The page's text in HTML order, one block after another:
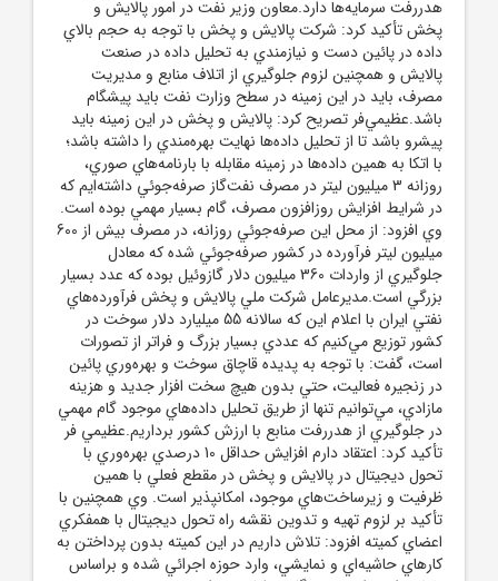
هدررفت سرمايه‌ها دارد.معاون وزير نفت در امور پالايش و
پخش تأکيد کرد: شرکت پالايش و پخش با توجه به حجم بالاي
داده در پائين دست و نيازمندي به تحليل داده در صنعت
پالايش و همچنين لزوم جلوگيري از اتلاف منابع و مديريت
مصرف، بايد در اين زمينه در سطح وزارت نفت بايد پيشگام
باشد.عظيمي‌فر تصريح کرد: پالايش و پخش در اين زمينه بايد
پيشرو باشد تا از تحليل داده‌ها نهايت بهره‌مندي را داشته باشد؛
با اتکا به همين داده‌ها در زمينه مقابله با بارنامه‌هاي صوري،
روزانه 3 ميليون ليتر در مصرف نفت‌گاز صرفه‌جوئي داشته‌ايم که
در شرايط افزايش روزافزون مصرف، گام بسيار مهمي بوده است.
وي افزود: از محل اين صرفه‌جوئي روزانه، در مصرف بيش از 600
ميليون ليتر فرآورده در کشور صرفه‌جوئي شده که معادل
جلوگيري از واردات 360 ميليون دلار گازوئيل بوده که عدد بسيار
بزرگي است.مديرعامل شرکت ملي پالايش و پخش فرآورده‌هاي
نفتي ايران با اعلام اين که سالانه 55 ميليارد دلار سوخت در
کشور توزيع مي‌کنيم که عددي بسيار بزرگ و فراتر از تصورات
است، گفت: با توجه به پديده قاچاق سوخت و بهره‌وري پائين
در زنجيره فعاليت، حتي بدون هيچ سخت افزار جديد و هزينه
مازادي، مي‌توانيم تنها از طريق تحليل داده‌هاي موجود گام مهمي
در جلوگيري از هدررفت منابع با ارزش کشور برداريم.عظيمي فر
تأکيد کرد: اعتقاد دارم افزايش حداقل 10 درصدي بهره‌وري با
تحول ديجيتال در پالايش و پخش در مقطع فعلي با همين
ظرفيت و زيرساخت‌هاي موجود، امکانپذير است. وي همچنين با
تأکيد بر لزوم تهيه و تدوين نقشه راه تحول ديجيتال با همفکري
اعضاي کميته افزود: تلاش داريم در اين کميته بدون پرداختن به
کار‌هاي حاشيه‌اي و نمايشي، وارد حوزه اجرائي شده و براساس